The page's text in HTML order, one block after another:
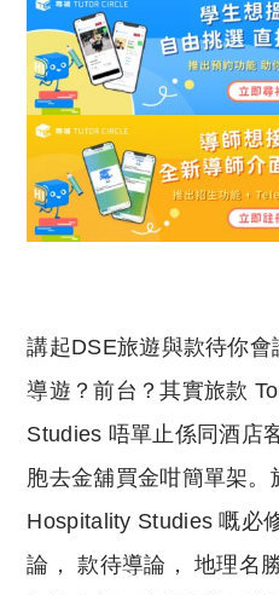
講起DSE旅遊與款待你會
導遊？前台？其實旅款
Studies 唔單止係同酒店
胞去金舖買金咁簡單架。
Hospitality Studies 嘅必
論， 款待導論， 地理名